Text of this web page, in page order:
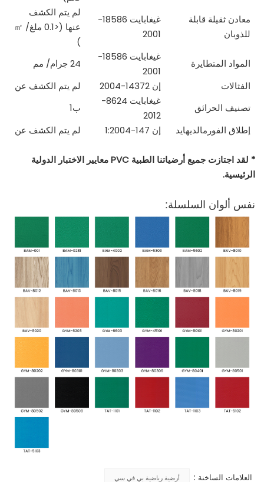
معادن ثقيلة قابلة
للذوبان
غيغابايت 18586-
2001
لم يتم الكشف
عنها (<0.1 ملغ/
㎡
)
المواد المتطايرة
غيغابايت 18586-
2001
24 جرام/
مم
الفثالات
إن 14372-2004
لم يتم الكشف عن
تصنيف الحرائق
غيغابايت 8624-
2012
ب1
إطلاق الفورمالديهايد
إن 147-1:2004 لم يتم الكشف عن
* لقد اجتازت جميع أرضياتنا الطبية PVC معايير الاختبار الدولية
الرئيسية.
نفس ألوان السلسلة:
العلامات الساخنة : أرضية رياضية بي في سي